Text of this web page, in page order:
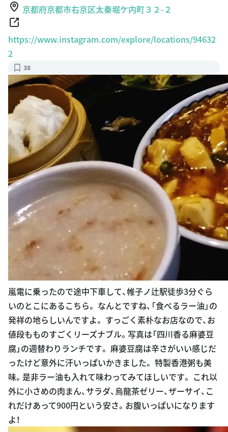
京都府京都市右京区太秦堀ケ内町３２-２
https://www.instagram.com/explore/locations/94632
2
38
嵐電に乗ったので途中下車して、帷子ノ辻駅徒歩3分ぐら
いのとこにあるこちら。 なんとですね、「食べるラー油」の
発祥の地らしいんですよ。 すっごく素朴なお店なので、お
値段もものすごくリーズナブル。写真は「四川香る麻婆豆
腐」の週替わりランチです。 麻婆豆腐は辛さがいい感じだ
ったけど意外に汗いっぱいかきました。 特製香港粥も美
味。是非ラー油も入れて味わってみてほしいです。 これ以
外に小さめの肉まん、サラダ、烏龍茶ゼリー、ザーサイ、こ
れだけあって900円という安さ。お腹いっぱいになります
よ！